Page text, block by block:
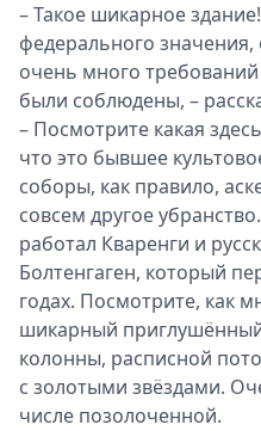
– Такое шикарное
федерального
очень много
были соблюдены, –
– Посмотрите какая
что это бывшее
соборы, как правило,
совсем другое
работал Кваренги и
Болтенгаген, который
годах. Посмотрите, как
шикарный
колонны, расписной
с золотыми звёздами.
числе позолоченной.